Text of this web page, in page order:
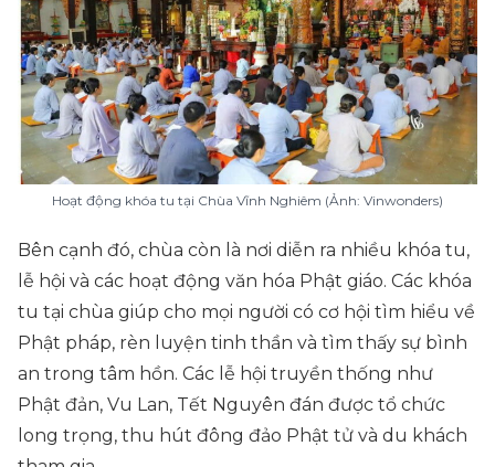
Hoạt động khóa tu tại Chùa Vĩnh Nghiêm (Ảnh: Vinwonders)
Bên cạnh đó, chùa còn là nơi diễn ra nhiều khóa tu,
lễ hội và các hoạt động văn hóa Phật giáo. Các khóa
tu tại chùa giúp cho mọi người có cơ hội tìm hiểu về
Phật pháp, rèn luyện tinh thần và tìm thấy sự bình
an trong tâm hồn. Các lễ hội truyền thống như
Phật đản, Vu Lan, Tết Nguyên đán được tổ chức
long trọng, thu hút đông đảo Phật tử và du khách